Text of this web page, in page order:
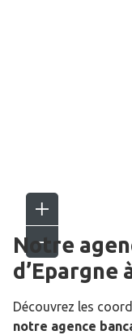
Notre
d’Epargne
Découvrez les
notre agence